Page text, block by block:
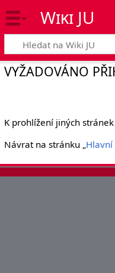
Wiki JU
VYŽADOVÁNO
K prohlížení jiných
Návrat na stránku „Hlavní